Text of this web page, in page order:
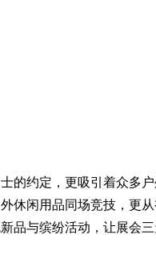
约定，更吸引着众多户
休闲用品同场竞技，更从
品与缤纷活动，让展会三